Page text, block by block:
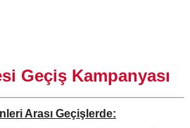
Geçiş Kampanyası
Arası Geçişlerde: